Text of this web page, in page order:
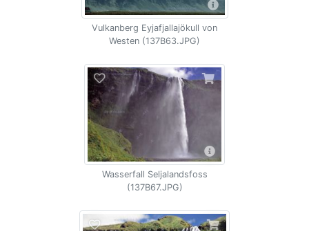
Vulkanberg Eyjafjallajökull von
Westen (137B63.JPG)
Wasserfall Seljalandsfoss
(137B67.JPG)